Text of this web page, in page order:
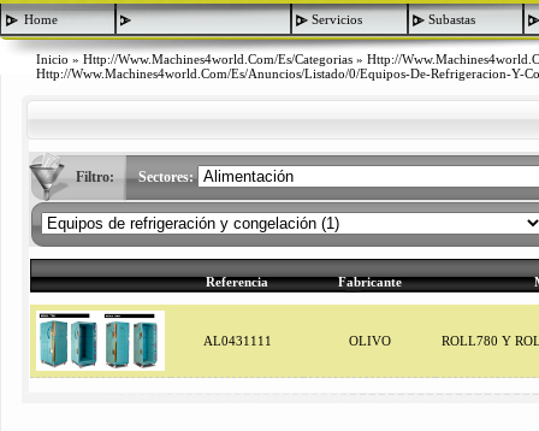
Home Servicios Subastas
Inicio » Http://www.machines4world.com/es/categorias » Http://
Http://www.machines4world.com/es/anuncios/listado/0/equipos-De-Refrigeracion-Y-
Filtro: Sectores:
Referencia Fabricante
AL0431111 OLIVO ROLL780 Y